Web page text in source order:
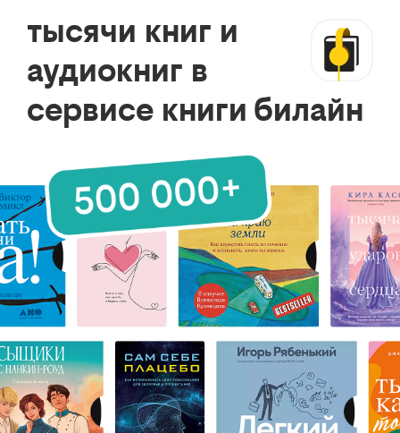
тысячи книг и
аудиокниг в
сервисе книги билайн